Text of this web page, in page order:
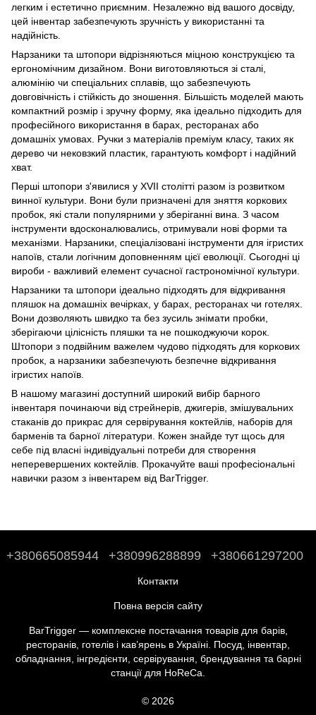
легким і естетично приємним. Незалежно від вашого досвіду,
цей інвентар забезпечують зручність у використанні та
надійність.
Нарзаники та штопори відрізняються міцною конструкцією та
ергономічним дизайном. Вони виготовляються зі сталі,
алюмінію чи спеціальних сплавів, що забезпечують
довговічність і стійкість до зношення. Більшість моделей мають
компактний розмір і зручну форму, яка ідеально підходить для
професійного використання в барах, ресторанах або
домашніх умовах. Ручки з матеріалів преміум класу, таких як
дерево чи нековзкий пластик, гарантують комфорт і надійний
хват.
Перші штопори з'явилися у XVII столітті разом із розвитком
винної культури. Вони були призначені для зняття коркових
пробок, які стали популярними у зберіганні вина. З часом
інструменти вдосконалювались, отримували нові форми та
механізми. Нарзаники, спеціалізовані інструменти для ігристих
напоїв, стали логічним доповненням цієї еволюції. Сьогодні ці
вироби - важливий елемент сучасної гастрономічної культури.
Нарзаники та штопори ідеально підходять для відкривання
пляшок на домашніх вечірках, у барах, ресторанах чи готелях.
Вони дозволяють швидко та без зусиль знімати пробки,
зберігаючи цілісність пляшки та не пошкоджуючи корок.
Штопори з подвійним важелем чудово підходять для коркових
пробок, а нарзаники забезпечують безпечне відкривання
ігристих напоїв.
В нашому магазині доступний широкий вибір барного
інвентаря починаючи від стрейнерів, джигерів, змішувальних
стаканів до прикрас для сервірування коктейлів, наборів для
барменів та барної літератури. Кожен знайде тут щось для
себе під власні індивідуальні потреби для створення
неперевершених коктейлів. Прокачуйте ваші професіональні
навички разом з інвентарем від BarTrigger.
+380665085944 +380996288899 +380661297200
Контакти
Повна версія сайту
BarTrigger — комплексне постачання товарів для барів,
ресторанів, готелів і кав’ярень в Україні. Посуд, інвентар,
обладнання, інгредієнти, сервірування, брендування та барні
станції для HoReCa.
© 2026